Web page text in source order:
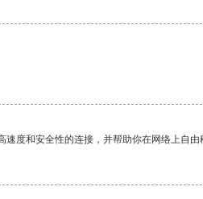
度和安全性的连接，并帮助你在网络上自由